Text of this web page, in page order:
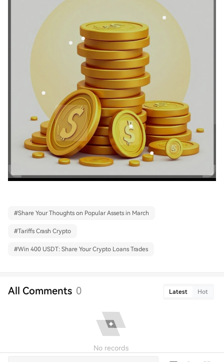
#Share Your Thoughts on Popular Assets in March
#Tariffs Crash Crypto
#Win 400 USDT: Share Your Crypto Loans Trades
All Comments 0 Latest Hot
No records